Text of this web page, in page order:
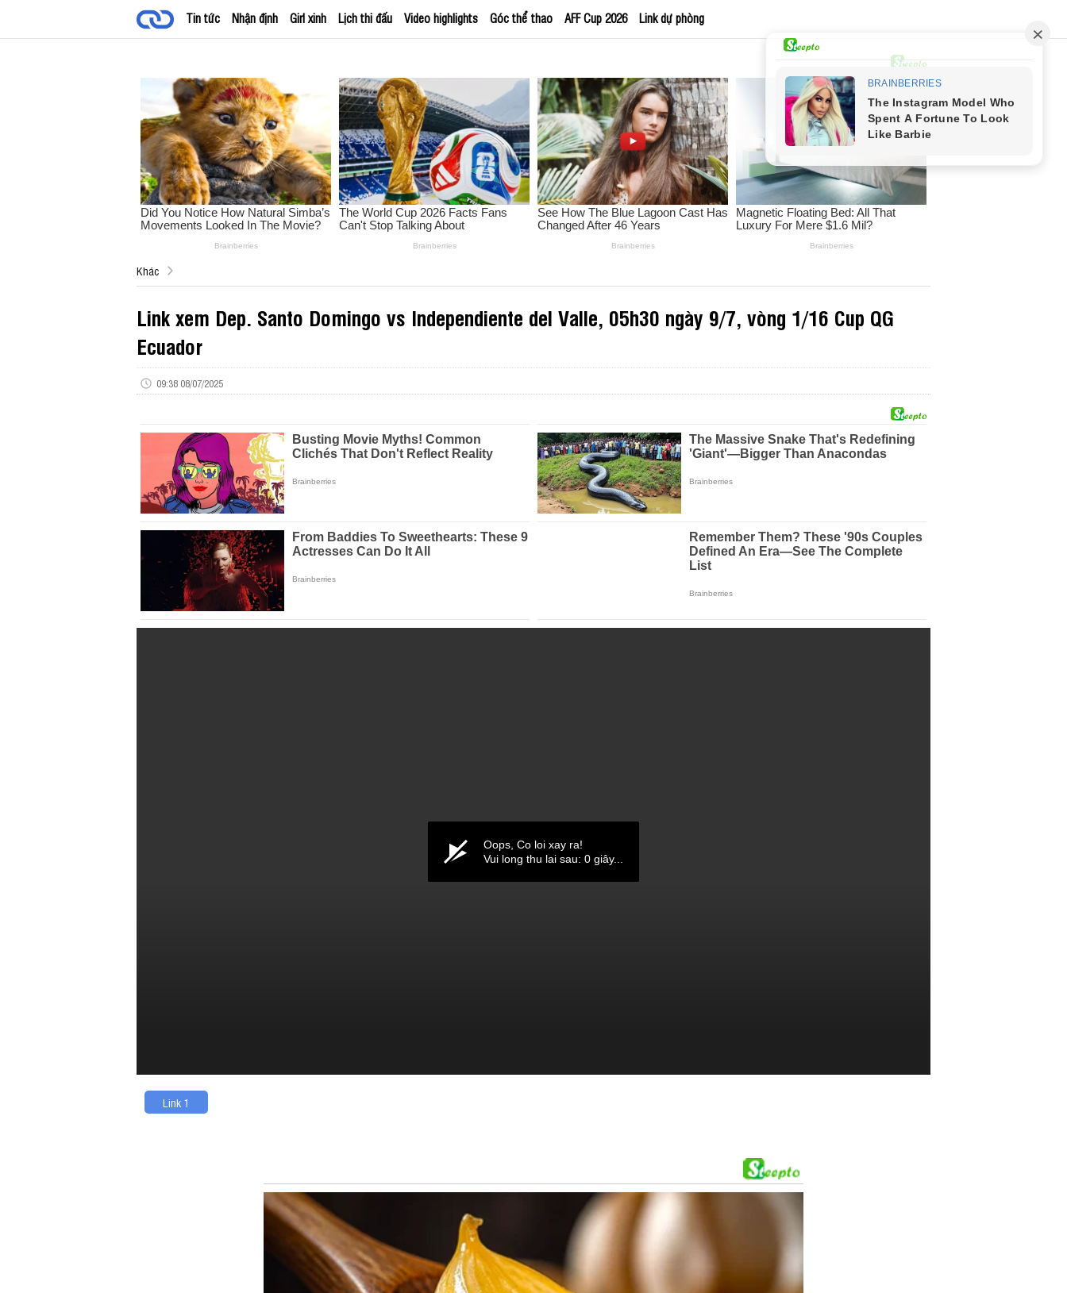
Tin tức Nhận định Girl xinh Lịch thi đấu Video highlights Góc thể thao AFF Cup 2026 Link dự phòng
Khác
Link xem Dep. Santo Domingo vs Independiente del Valle, 05h30 ngày 9/7, vòng 1/16 Cup QG
Ecuador
09:38 08/07/2025
Link 1